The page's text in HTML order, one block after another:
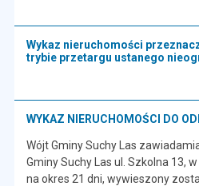
Wykaz nieruchomości
trybie przetargu ustanego
WYKAZ NIERUCHOMOŚCI DO
Wójt Gminy Suchy Las
Gminy Suchy Las ul. Szkolna 13,
na okres 21 dni, wywieszony